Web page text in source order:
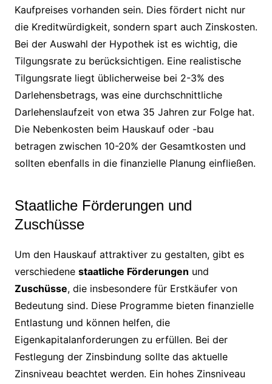
Kaufpreises vorhanden sein. Dies fördert nicht nur
die Kreditwürdigkeit, sondern spart auch Zinskosten.
Bei der Auswahl der Hypothek ist es wichtig, die
Tilgungsrate zu berücksichtigen. Eine realistische
Tilgungsrate liegt üblicherweise bei 2-3% des
Darlehensbetrags, was eine durchschnittliche
Darlehenslaufzeit von etwa 35 Jahren zur Folge hat.
Die Nebenkosten beim Hauskauf oder -bau
betragen zwischen 10-20% der Gesamtkosten und
sollten ebenfalls in die finanzielle Planung einfließen.
Staatliche Förderungen und
Zuschüsse
Um den Hauskauf attraktiver zu gestalten, gibt es
verschiedene staatliche Förderungen und
Zuschüsse, die insbesondere für Erstkäufer von
Bedeutung sind. Diese Programme bieten finanzielle
Entlastung und können helfen, die
Eigenkapitalanforderungen zu erfüllen. Bei der
Festlegung der Zinsbindung sollte das aktuelle
Zinsniveau beachtet werden. Ein hohes Zinsniveau